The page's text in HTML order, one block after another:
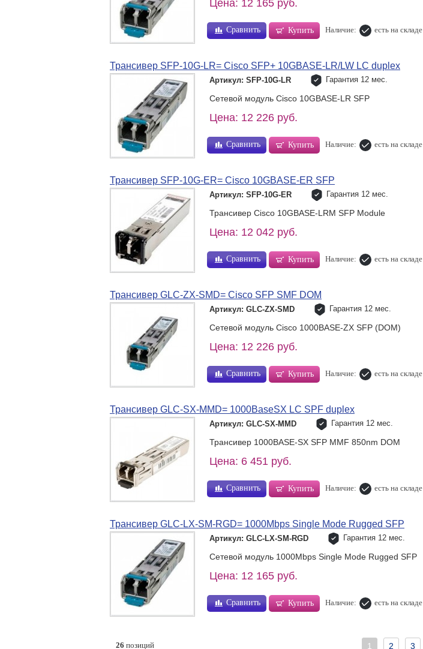
Цена: 12 165 руб.
Сравнить Купить Наличие: есть на складе
Трансивер SFP-10G-LR= Cisco SFP+ 10GBASE-LR/LW LC duplex
Артикул: SFP-10G-LR Гарантия 12 мес.
Сетевой модуль Cisco 10GBASE-LR SFP
Цена: 12 226 руб.
Сравнить Купить Наличие: есть на складе
Трансивер SFP-10G-ER= Cisco 10GBASE-ER SFP
Артикул: SFP-10G-ER Гарантия 12 мес.
Трансивер Cisco 10GBASE-LRM SFP Module
Цена: 12 042 руб.
Сравнить Купить Наличие: есть на складе
Трансивер GLC-ZX-SMD= Cisco SFP SMF DOM
Артикул: GLC-ZX-SMD Гарантия 12 мес.
Сетевой модуль Cisco 1000BASE-ZX SFP (DOM)
Цена: 12 226 руб.
Сравнить Купить Наличие: есть на складе
Трансивер GLC-SX-MMD= 1000BaseSX LC SPF duplex
Артикул: GLC-SX-MMD Гарантия 12 мес.
Трансивер 1000BASE-SX SFP MMF 850nm DOM
Цена: 6 451 руб.
Сравнить Купить Наличие: есть на складе
Трансивер GLC-LX-SM-RGD= 1000Mbps Single Mode Rugged SFP
Артикул: GLC-LX-SM-RGD Гарантия 12 мес.
Сетевой модуль 1000Mbps Single Mode Rugged SFP
Цена: 12 165 руб.
Сравнить Купить Наличие: есть на складе
26 позиций 1 2 3